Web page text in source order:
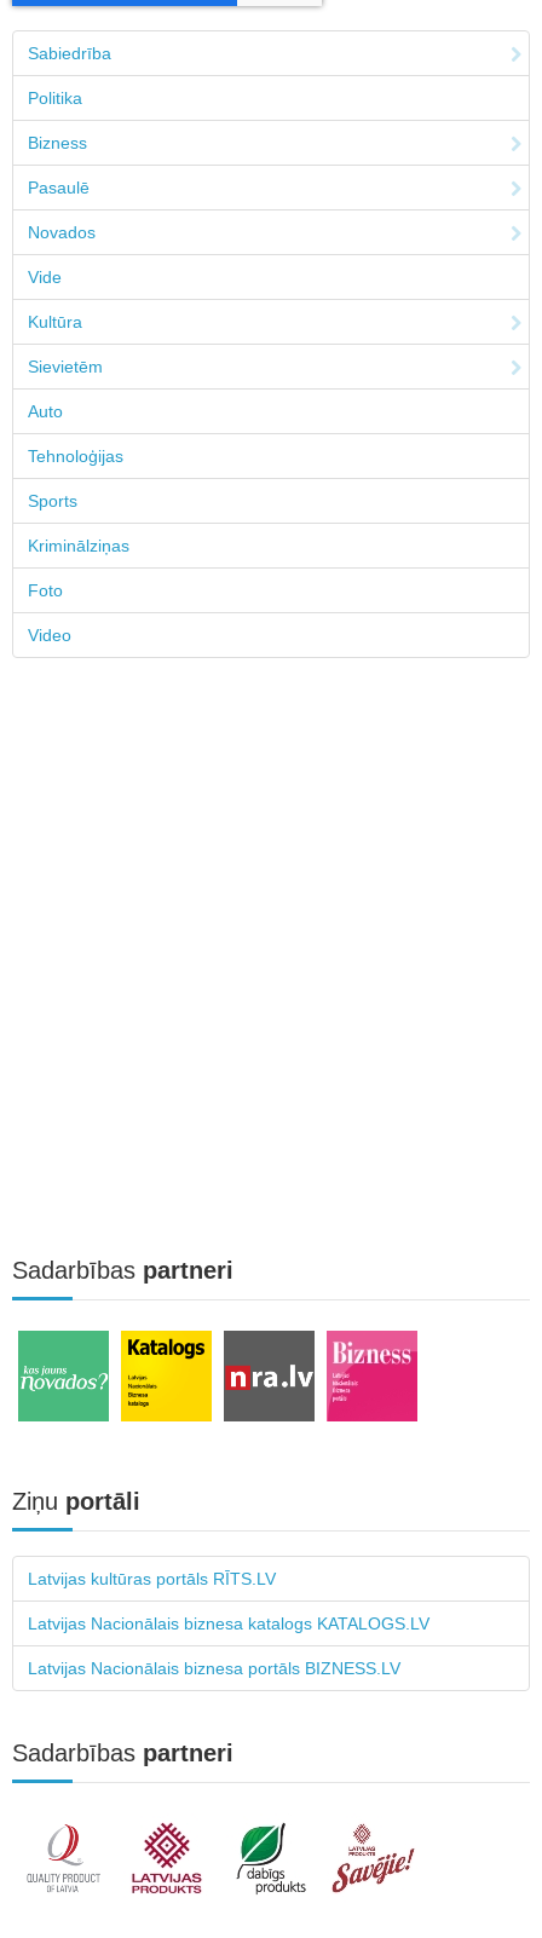
Sabiedrība
Politika
Bizness
Pasaulē
Novados
Vide
Kultūra
Sievietēm
Auto
Tehnoloģijas
Sports
Kriminālziņas
Foto
Video
Sadarbības partneri
Ziņu portāli
Latvijas kultūras portāls RĪTS.LV
Latvijas Nacionālais biznesa katalogs KATALOGS.LV
Latvijas Nacionālais biznesa portāls BIZNESS.LV
Sadarbības partneri